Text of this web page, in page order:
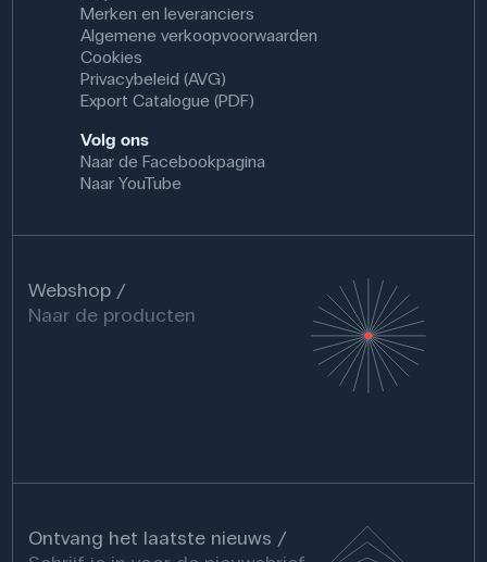
Merken en leveranciers
Algemene verkoopvoorwaarden
Cookies
Privacybeleid (AVG)
Export Catalogue (PDF)
Volg ons
Naar de Facebookpagina
Naar YouTube
Webshop
Naar de producten
Ontvang het laatste nieuws